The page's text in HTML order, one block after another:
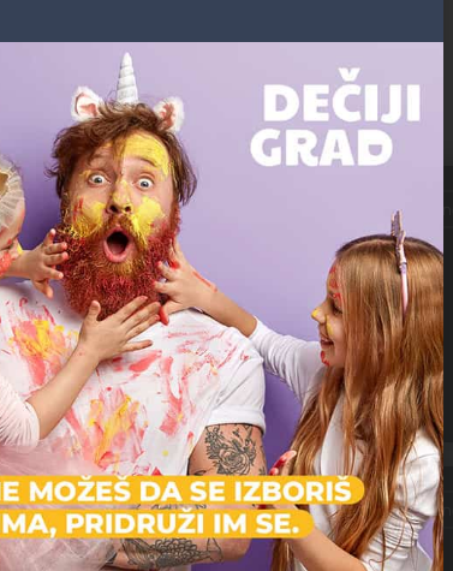
vas zanima i sledeće:
s.Oliver - Delta City
Jurija Gagarina 16
Dečija odeća, Odeća
Zatvoreno
Zatvoreno